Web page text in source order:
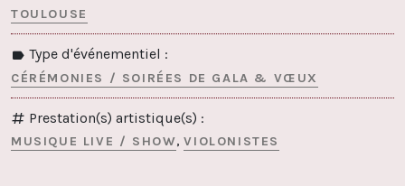
TOULOUSE
Type d'événementiel :
CÉRÉMONIES / SOIRÉES DE GALA & VŒUX
Prestation(s) artistique(s) :
MUSIQUE LIVE / SHOW VIOLONISTES